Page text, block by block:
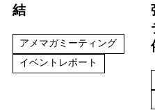
結
アメマガミーティング
イベントレポート